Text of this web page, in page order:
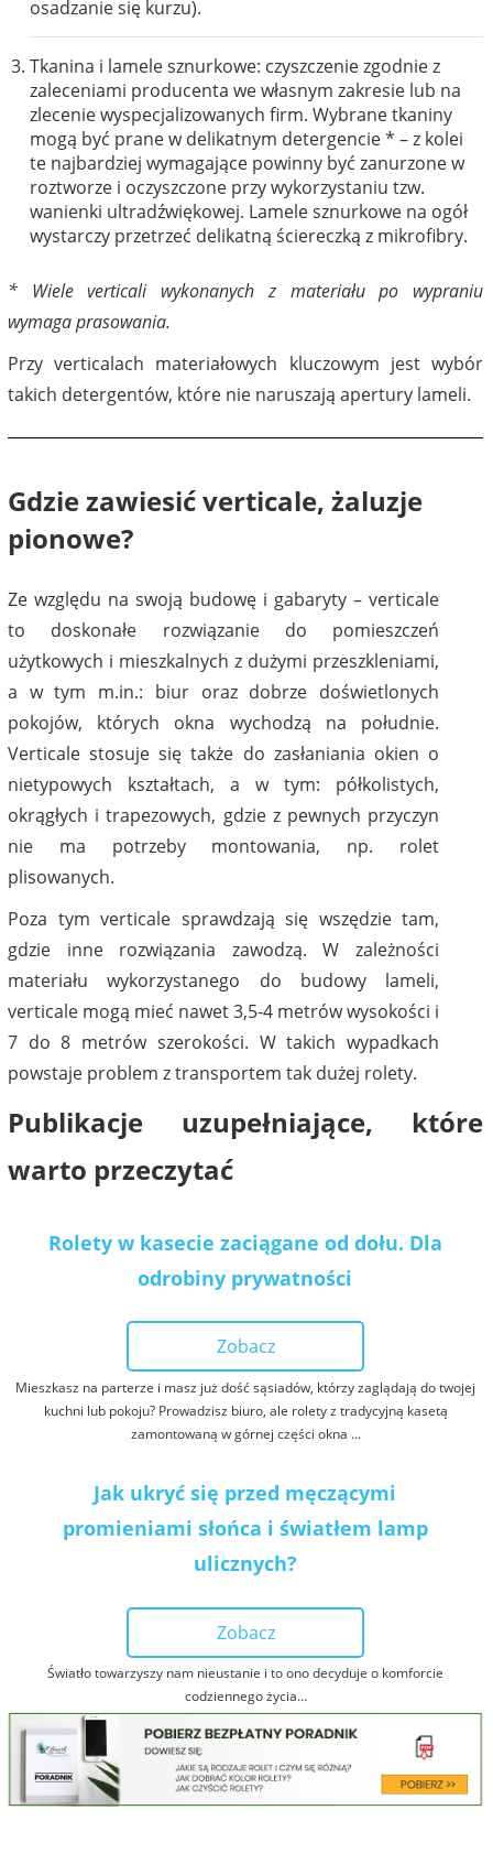
osadzanie się kurzu).
Tkanina i lamele sznurkowe: czyszczenie zgodnie z
zaleceniami producenta we własnym zakresie lub na
zlecenie wyspecjalizowanych firm. Wybrane tkaniny
mogą być prane w delikatnym detergencie * – z kolei
te najbardziej wymagające powinny być zanurzone w
roztworze i oczyszczone przy wykorzystaniu tzw.
wanienki ultradźwiękowej. Lamele sznurkowe na ogół
wystarczy przetrzeć delikatną ściereczką z mikrofibry.
* Wiele verticali wykonanych z materiału po wypraniu
wymaga prasowania.
Przy verticalach materiałowych kluczowym jest wybór
takich detergentów, które nie naruszają apertury lameli.
Gdzie zawiesić verticale, żaluzje
pionowe?
Ze względu na swoją budowę i gabaryty – verticale
to doskonałe rozwiązanie do pomieszczeń
użytkowych i mieszkalnych z dużymi przeszkleniami,
a w tym m.in.: biur oraz dobrze doświetlonych
pokojów, których okna wychodzą na południe.
Verticale stosuje się także do zasłaniania okien o
nietypowych kształtach, a w tym: półkolistych,
okrągłych i trapezowych, gdzie z pewnych przyczyn
nie ma potrzeby montowania, np. rolet
plisowanych.
Poza tym verticale sprawdzają się wszędzie tam,
gdzie inne rozwiązania zawodzą. W zależności
materiału wykorzystanego do budowy lameli,
verticale mogą mieć nawet 3,5-4 metrów wysokości i
7 do 8 metrów szerokości. W takich wypadkach
powstaje problem z transportem tak dużej rolety.
Publikacje uzupełniające, które
warto przeczytać
Rolety w kasecie zaciągane od dołu. Dla
odrobiny prywatności
Zobacz
Mieszkasz na parterze i masz już dość sąsiadów, którzy zaglądają do twojej
kuchni lub pokoju? Prowadzisz biuro, ale rolety z tradycyjną kasetą
zamontowaną w górnej części okna ...
Jak ukryć się przed męczącymi
promieniami słońca i światłem lamp
ulicznych?
Zobacz
Światło towarzyszy nam nieustanie i to ono decyduje o komforcie
codziennego życia…